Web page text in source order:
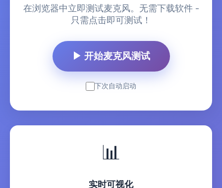
在浏览器中立即测试麦克风。无需下载软件 -
只需点击即可测试！
▶ 开始麦克风测试
下次自动启动
📊
实时可视化